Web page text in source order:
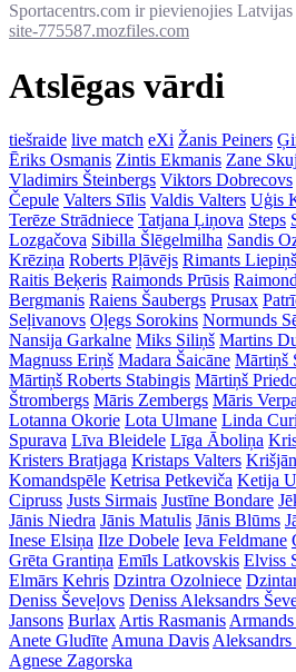
Sportacentrs.com ir pievienojies
site-775587.mozfiles.com
Atslēgas vārdi
tiešraide live match eXi Žanis Peiners
Ēriks Osmanis Zintis Ekmanis Zane
Vladimirs Šteinbergs Viktors Dobrecovs
Čepule Valters Sīlis Valdis Valters Uģis
Terēze Strādniece Tatjana Ļiņova Steps
Lozgačova Sibilla Šlēgelmilha Sandis
Krēziņa Roberts Pļāvējs Rimants Liepiņš
Raitis Beķeris Raimonds Prūsis
Bergmanis Raiens Šaubergs Prusax
Seļivanovs Oļegs Sorokins Normunds
Nansija Garkalne Miks Siliņš Martins
Magnuss Eriņš Madara Šaicāne Mārtiņš
Mārtiņš Roberts Stabingis Mārtiņš
Štrombergs Māris Zembergs Māris
Lotanna Okorie Lota Ulmane Linda
Spurava Līva Bleidele Līga Āboliņa
Kristers Bratjaga Kristaps Valters
Komandspēle Ketrisa Petkeviča Ketija
Cipruss Justs Sirmais Justīne Bondare
Jānis Niedra Jānis Matulis Jānis Blūms
Inese Elsiņa Ilze Dobele Ieva Feldmane
Grēta Grantiņa Emīls Latkovskis Elviss
Elmārs Kehris Dzintra Ozolniece
Deniss Ševeļovs Deniss Aleksandrs
Jansons Burlax Artis Rasmanis
Anete Gludīte Amuna Davis Aleksandrs
Agnese Zagorska